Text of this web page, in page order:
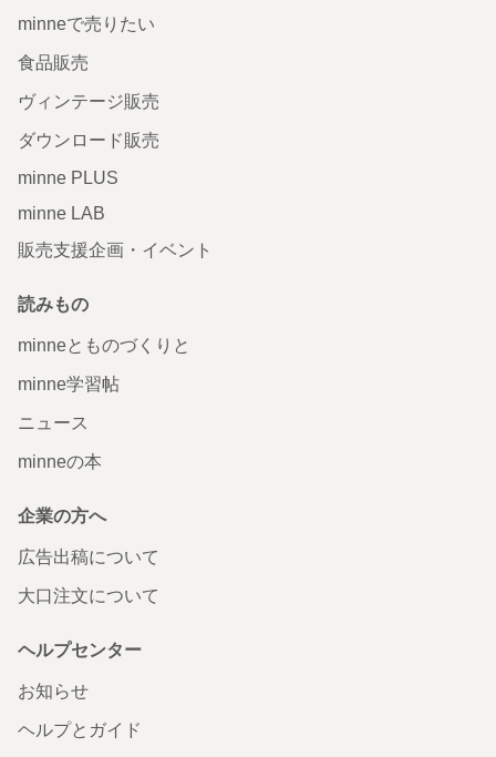
minneで売りたい
食品販売
ヴィンテージ販売
ダウンロード販売
minne PLUS
minne LAB
販売支援企画・イベント
読みもの
minneとものづくりと
minne学習帖
ニュース
minneの本
企業の方へ
広告出稿について
大口注文について
ヘルプセンター
お知らせ
ヘルプとガイド